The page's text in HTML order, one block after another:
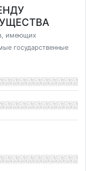
имеющих
государственные